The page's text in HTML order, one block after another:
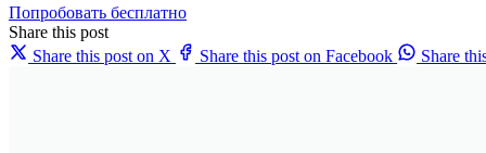
Попробовать бесплатно
Share this post
Share this post on X
Share this post on Facebook Share